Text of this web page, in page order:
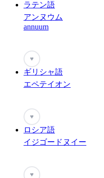
ラテン語
アンヌウム
annuum
♥
ギリシャ語
エペテイオン
♥
ロシア語
イジゴードヌイー
♥